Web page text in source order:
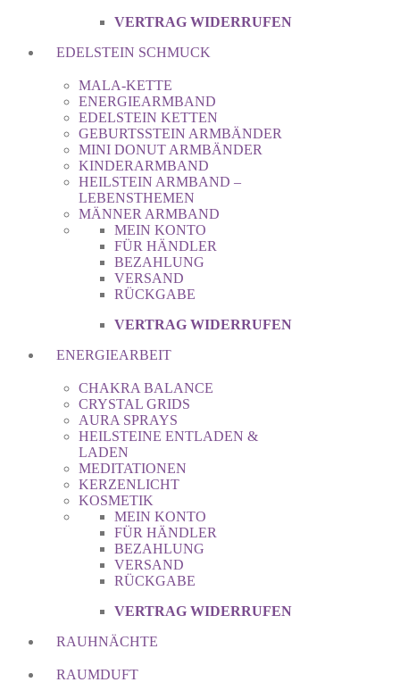
VERTRAG WIDERRUFEN
EDELSTEIN SCHMUCK
MALA-KETTE
ENERGIEARMBAND
EDELSTEIN KETTEN
GEBURTSSTEIN ARMBÄNDER
MINI DONUT ARMBÄNDER
KINDERARMBAND
HEILSTEIN ARMBAND –
LEBENSTHEMEN
MÄNNER ARMBAND
MEIN KONTO
FÜR HÄNDLER
BEZAHLUNG
VERSAND
RÜCKGABE
VERTRAG WIDERRUFEN
ENERGIEARBEIT
CHAKRA BALANCE
CRYSTAL GRIDS
AURA SPRAYS
HEILSTEINE ENTLADEN &
LADEN
MEDITATIONEN
KERZENLICHT
KOSMETIK
MEIN KONTO
FÜR HÄNDLER
BEZAHLUNG
VERSAND
RÜCKGABE
VERTRAG WIDERRUFEN
RAUHNÄCHTE
RAUMDUFT